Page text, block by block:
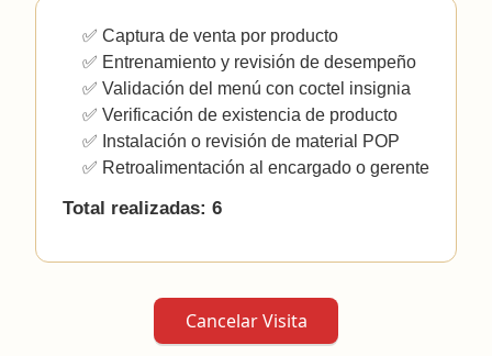
✅ Captura de venta por producto
✅ Entrenamiento y revisión de desempeño
✅ Validación del menú con coctel insignia
✅ Verificación de existencia de producto
✅ Instalación o revisión de material POP
✅ Retroalimentación al encargado o gerente
Total realizadas: 6
Cancelar Visita